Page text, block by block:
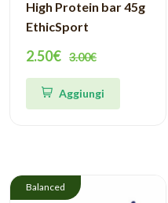
High Protein bar 45g
EthicSport
2.50€ 3.00€
Aggiungi
Balanced